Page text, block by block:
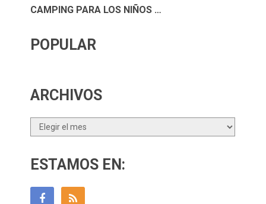
CAMPING PARA LOS NIÑOS …
POPULAR
ARCHIVOS
Archivos
ESTAMOS EN: